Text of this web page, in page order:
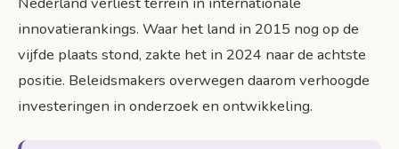
innovatierankings. Waar het land in 2015 nog op de
vijfde plaats stond, zakte het in 2024 naar de achtste
positie. Beleidsmakers overwegen daarom verhoogde
investeringen in onderzoek en ontwikkeling.